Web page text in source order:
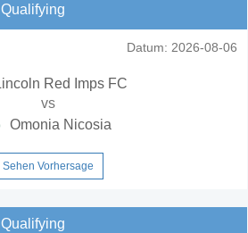
Datum: 2026-08-06
Red Imps FC
vs
Omonia Nicosia
Sehen Vorhersage